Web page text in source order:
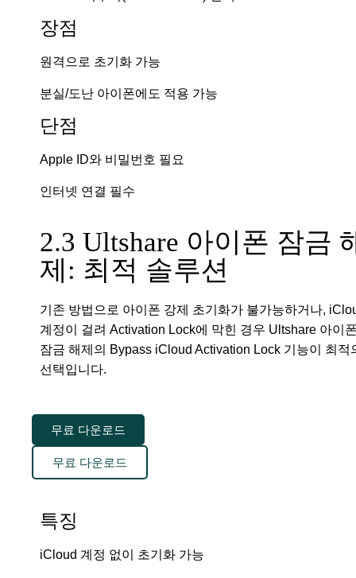
장점
원격으로 초기화 가능
분실/도난 아이폰에도 적용 가능
단점
Apple ID와 비밀번호 필요
인터넷 연결 필수
2.3 Ultshare 아이폰 잠금
제: 최적 솔루션
기존 방법으로 아이폰 강제 초기화가 불가능하거나,
계정이 걸려 Activation Lock에 막힌 경우 Ultshare 아이
잠금 해제의 Bypass iCloud Activation Lock 기능이 최적
선택입니다.
무료 다운로드
무료 다운로드
특징
iCloud 계정 없이 초기화 가능